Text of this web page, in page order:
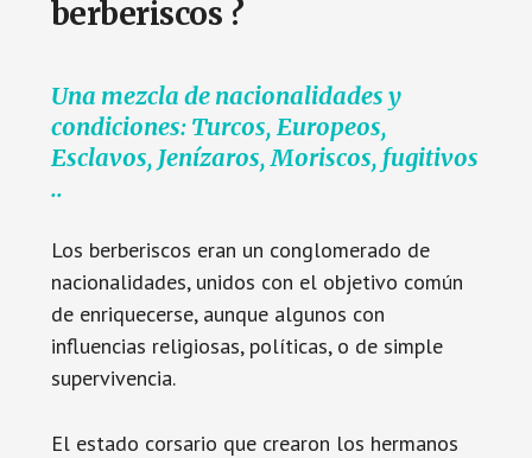
berberiscos ?
Una mezcla de nacionalidades y
condiciones: Turcos, Europeos,
Esclavos, Jenízaros, Moriscos, fugitivos
..
Los berberiscos eran un conglomerado de
nacionalidades, unidos con el objetivo común
de enriquecerse, aunque algunos con
influencias religiosas, políticas, o de simple
supervivencia.
El estado corsario que crearon los hermanos